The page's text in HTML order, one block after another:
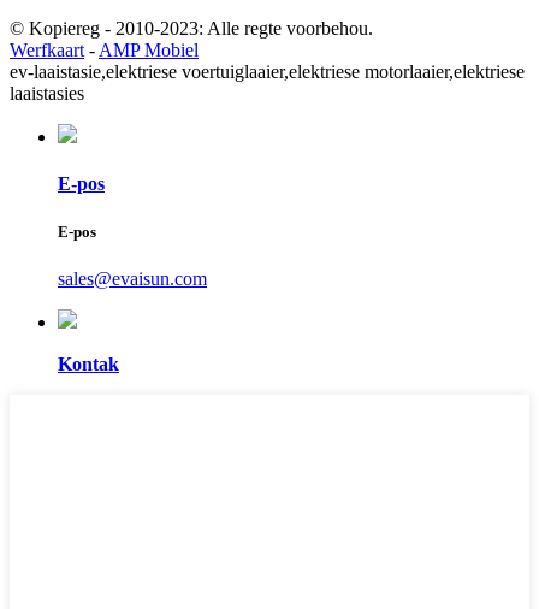
© Kopiereg - 2010-2023: Alle regte voorbehou.
Werfkaart - AMP Mobiel
ev-laaistasie,elektriese voertuiglaaier,elektriese motorlaaier,elektriese
laaistasies
E-pos
E-pos
sales@evaisun.com
Kontak